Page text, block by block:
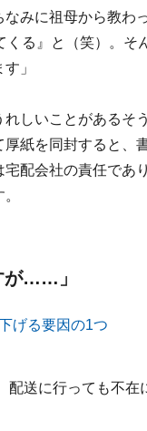
みに祖母から教わ
る』と（笑）。そ
」
しいことがあるそ
紙を同封すると、
配会社の責任であ
が……」
送に行っても不在